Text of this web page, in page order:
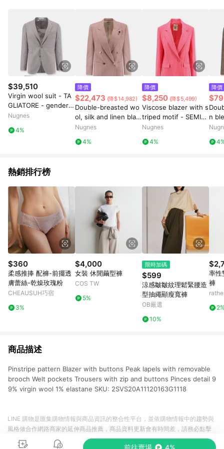
$39,510
Virgin wool suit - TA
GLIATORE - gender_
Man
Nugnes
4%
降價
$22,473 (降$14,982)
Double-breasted wo
ol, silk and linen blaz
er with metal button
_Woman
Nugnes
4%
降價
$8,250 (降$5,499)
Viscose blazer with s
triped motif - SEMIC
OUTURE - gender_W
Nugnes
4%
降價
n
熱銷排行榜
$360
柔感推捧 配褲-前擺透
膚蕾絲-乾燥玫瑰粉
CHEAUSUH巧宿
3%
$4,000
女裝 休閒繭型褲
COS TW
5%
限時加碼
$599
涼感皺皺紋理鬆緊腰造
型抽繩顯瘦寬褲
OB嚴選
10%
率性
褲
商品描述
Pinstripe pattern Blazer with buttons Peak lapels with removable
brooch Welt pockets Trousers with zip and buttons Pinces detail 9
9% virgin wool 1% elastane SKU: 2SVS20A11120163G1118
前往賣場 4%
LINE 購物是匯集購物情報與商品資訊的整合性平台，並依購物情報中的趨勢與
風格做合作網路商家的延伸商品推薦，商品資料更新會有時間差，請務必點擊
商品至各合作網路商家，確認現售價與購物條件，一切資訊以合作廠商網頁為